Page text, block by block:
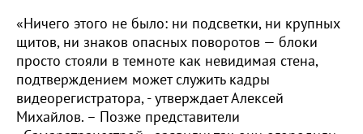
«Ничего этого не было: ни подсветки, ни крупных
щитов, ни знаков опасных поворотов — блоки
просто стояли в темноте как невидимая стена,
подтверждением может служить кадры
видеорегистратора, - утверждает Алексей
Михайлов. – Позже представители